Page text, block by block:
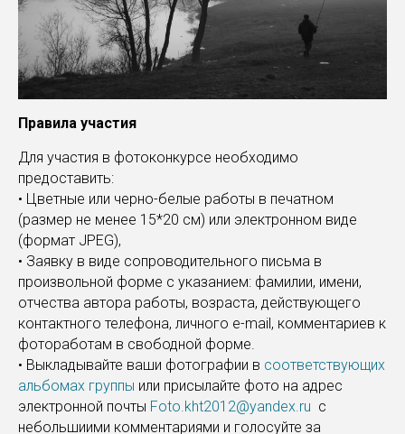
Правила участия
Для участия в фотоконкурсе необходимо
предоставить:
• Цветные или черно-белые работы в печатном
(размер не менее 15*20 см) или электронном виде
(формат JPEG),
• Заявку в виде сопроводительного письма в
произвольной форме с указанием: фамилии, имени,
отчества автора работы, возраста, действующего
контактного телефона, личного e-mail, комментариев к
фотоработам в свободной форме.
• Выкладывайте ваши фотографии в соответствующих
альбомах группы или присылайте фото на адрес
электронной почты Foto.kht2012@yandex.ru с
небольшиими комментариями и голосуйте за